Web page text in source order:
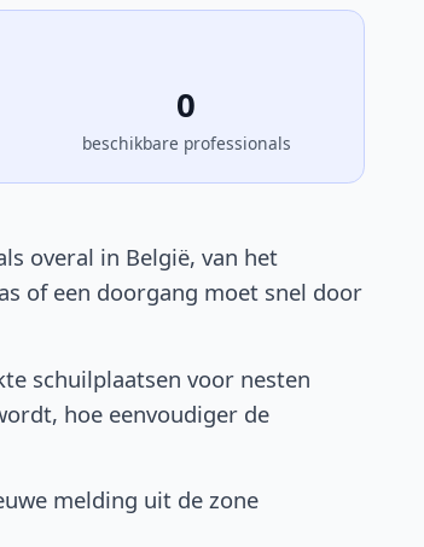
0
beschikbare professionals
overal in België, van het
of een doorgang moet snel door
schuilplaatsen voor nesten
hoe eenvoudiger de
melding uit de zone